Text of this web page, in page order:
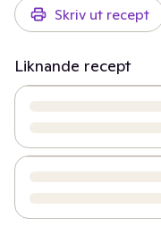
Skriv ut recept
Liknande recept